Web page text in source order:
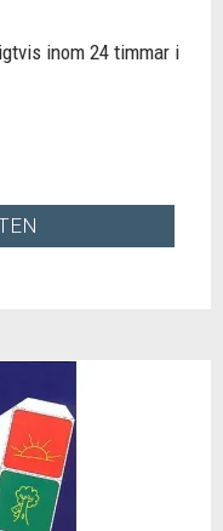
inom 24 timmar i